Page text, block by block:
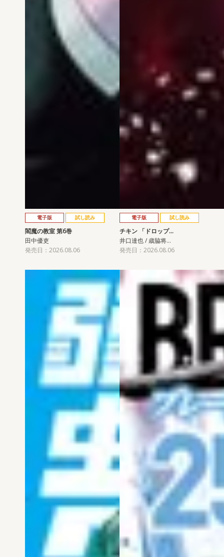
電子版 試し読み
閻魔の教室 第6巻
田中優吏
発売日：2026.08.06
電子版 試し読み
チキン 「ドロップ…
井口達也 / 歳脇将…
発売日：2026.08.06